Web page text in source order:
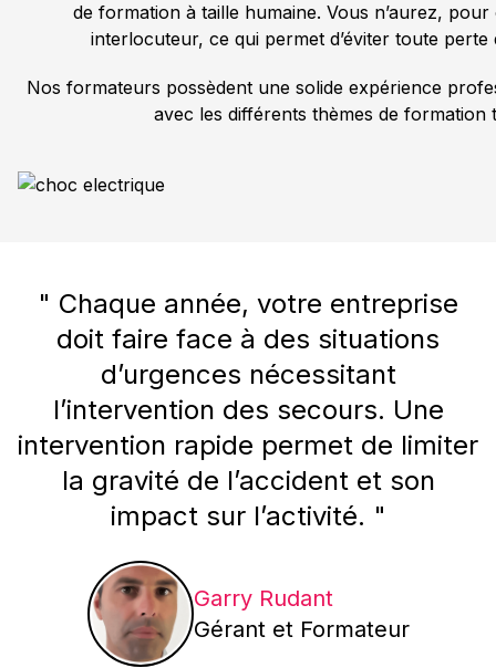
de formation à taille humaine. Vous n’aurez, pour
interlocuteur, ce qui permet d’éviter toute perte
Nos formateurs possèdent une solide expérience
avec les différents thèmes de formation
" Chaque année, votre entreprise
doit faire face à des situations
d’urgences nécessitant
l’intervention des secours. Une
intervention rapide permet de limiter
la gravité de l’accident et son
impact sur l’activité. "
Garry Rudant
Gérant et Formateur